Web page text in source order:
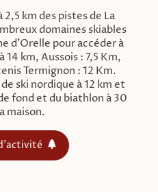
km des pistes de La
domaines skiables
d’Orelle pour accéder à
14 km, Aussois : 7,5 Km,
Termignon : 12 Km.
ski nordique à 12 km et
fond et du biathlon à 30
maison.